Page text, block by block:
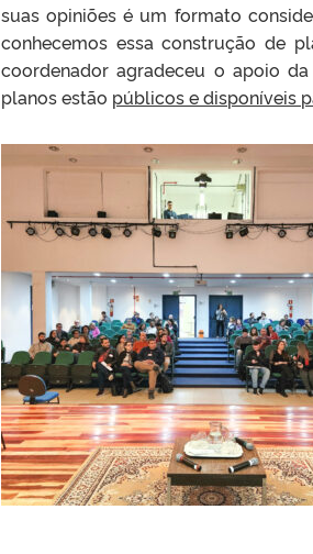
suas opiniões é um formato
conhecemos essa construção de
coordenador agradeceu o apoio
planos estão públicos e disponíveis